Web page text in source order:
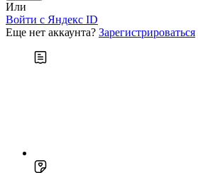
Или
Войти c Яндекс ID
Еще нет аккаунта? Зарегистрироваться